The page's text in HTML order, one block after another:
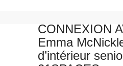
Événements
Espaces
Matériels
CONNEXION
Emma
d’intérieur